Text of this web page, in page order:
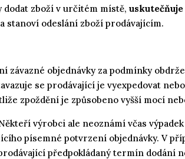
zboží v určitém místě,
stanoví odeslání zboží prodávajícím.
závazné objednávky za podmínky
se prodávající je vyexpedovat
zpoždění je způsobeno vyšší mocí
výrobci ale neoznámí včas
písemné potvrzení objednávky. V
předpokládaný termín dodání